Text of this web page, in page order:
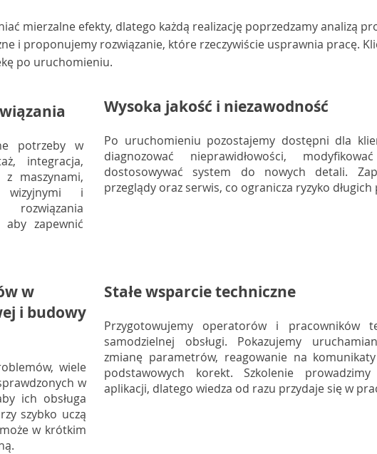
mierzalne efekty, dlatego każdą realizację poprzedzamy analizą
i proponujemy rozwiązanie, które rzeczywiście usprawnia pracę.
po uruchomieniu.
potrzeby w
integracja,
maszynami,
wizyjnymi i
rozwiązania
aby zapewnić
Wysoka jakość i niezawodność
Po uruchomieniu pozostajemy dostępni dla
diagnozować nieprawidłowości,
dostosowywać system do nowych detali.
przeglądy oraz serwis, co ogranicza ryzyko długich
w
i budowy
wiele
w
ich obsługa
szybko uczą
w krótkim
Stałe wsparcie techniczne
Przygotowujemy operatorów i pracowników
samodzielnej obsługi. Pokazujemy
zmianę parametrów, reagowanie na
podstawowych korekt. Szkolenie
aplikacji, dlatego wiedza od razu przydaje się w